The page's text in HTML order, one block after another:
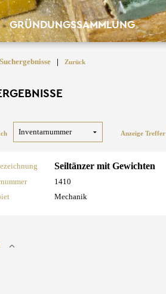
GRÜNDUNGSSAMMLUNG
| Zurück
Anzeige Treffer
Seiltänzer mit Gewichten
1410
Mechanik